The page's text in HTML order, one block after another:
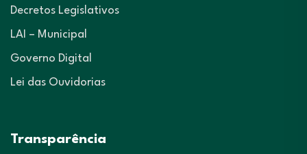
Decretos Legislativos
LAI – Municipal
Governo Digital
Lei das Ouvidorias
Transparência